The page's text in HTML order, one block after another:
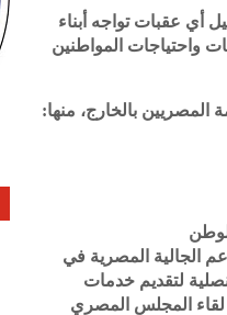
أي عقبات تواجه أبناء
واحتياجات المواطنين
المصريين بالخارج، منها:
الجالية المصرية في
لتقديم خدمات
المجلس المصري